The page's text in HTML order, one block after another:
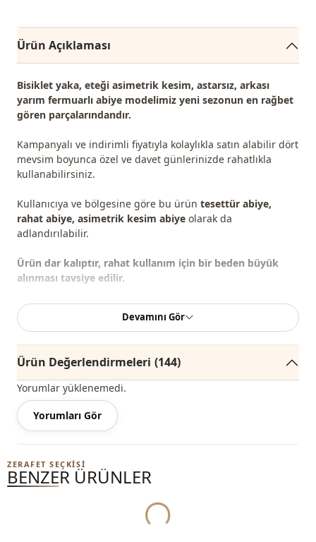
Ürün Açıklaması
Bisiklet yaka, eteği asimetrik kesim, astarsız, arkası
yarım fermuarlı abiye modelimiz yeni sezonun en rağbet
gören parçalarındandır.
Kampanyalı ve indirimli fiyatıyla kolaylıkla satın alabilir dört
mevsim boyunca özel ve davet günlerinizde rahatlıkla
kullanabilirsiniz.
Kullanıcıya ve bölgesine göre bu ürün tesettür abiye,
rahat abiye, asimetrik kesim abiye olarak da
adlandırılabilir.
Ürün dar kalıptır, rahat kullanım için bir beden büyük
alınması tavsiye edilir.
Not:Ürünün renginde konsept çekimlerinden dolayı ton
farklılığı olabilir.
Yaka Bisiklet yaka
Mevsi̇m
Kumaş
Elbise
Devamını Gör
Ürün Değerlendirmeleri (144)
Yorumlar yüklenemedi.
Yorumları Gör
ZERAFET SEÇKISI
BENZER ÜRÜNLER
Yukleniyor...